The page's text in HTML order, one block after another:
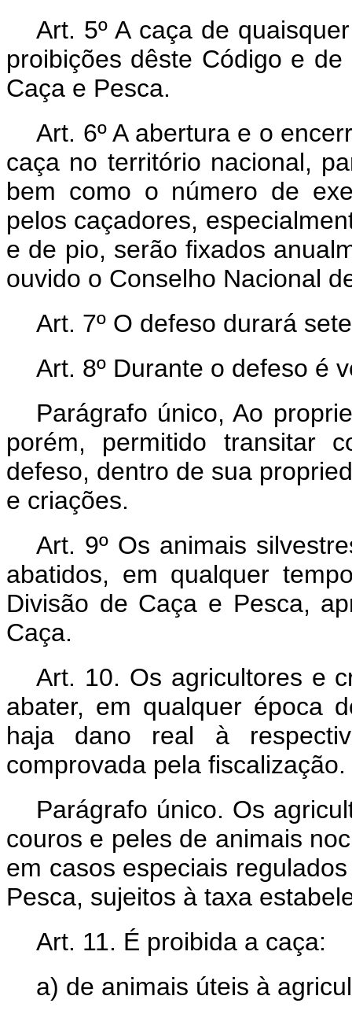
Art. 5º A caça de
proibições dêste Código e
Caça e Pesca.
Art. 6º A abertura e o
caça no território nacional,
bem como o número de
pelos caçadores,
e de pio, serão fixados
ouvido o Conselho Nacional
Art. 7º O defeso durará
Art. 8º Durante o defeso é
Parágrafo único, Ao
porém, permitido transitar
defeso, dentro de sua
e criações.
Art. 9º Os animais
abatidos, em qualquer
Divisão de Caça e Pesca,
Caça.
Art. 10. Os agricultores e
abater, em qualquer época
haja dano real à
comprovada pela fiscalização.
Parágrafo único. Os
couros e peles de animais
em casos especiais
Pesca, sujeitos à taxa
Art. 11. É proibida a caça:
a) de animais úteis à